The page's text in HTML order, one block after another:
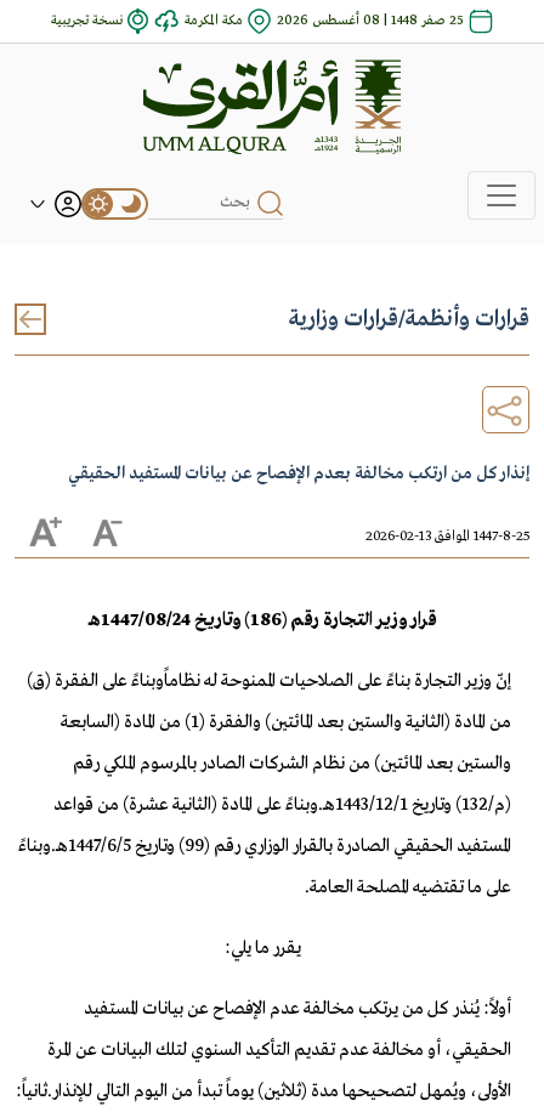
25 صفر 1448 | 08 أغسطس 2026 مكة المكرمة نسخة تجريبية
قرارات وأنظمة/قرارات وزارية
إنذار كل من ارتكب مخالفة بعدم الإفصاح عن بيانات المستفيد الحقيقي
1447-8-25 الموافق 13-02-2026
قرار وزير التجارة رقم (186) وتاريخ 1447/08/24هـ
إنّ وزير التجارة بناءً على الصلاحيات الممنوحة له نظاماًوبناءً على الفقرة (ق)
من المادة (الثانية والستين بعد المائتين) والفقرة (1) من المادة (السابعة
والستين بعد المائتين) من نظام الشركات الصادر بالمرسوم الملكي رقم
(م/132) وتاريخ 1/‏12‏/1443هـ.وبناءً على المادة (الثانية عشرة) من قواعد
المستفيد الحقيقي الصادرة بالقرار الوزاري رقم (99) وتاريخ 5/‏6‏/1447هـ.وبناءً
على ما تقتضيه المصلحة العامة.
يقرر ما يلي:
أولاً: يُنذر كل من يرتكب مخالفة عدم الإفصاح عن بيانات المستفيد
الحقيقي، أو مخالفة عدم تقديم التأكيد السنوي لتلك البيانات عن المرة
الأولى، ويُمهل لتصحيحها مدة (ثلاثين) يوماً تبدأ من اليوم التالي للإنذار.ثانياً: